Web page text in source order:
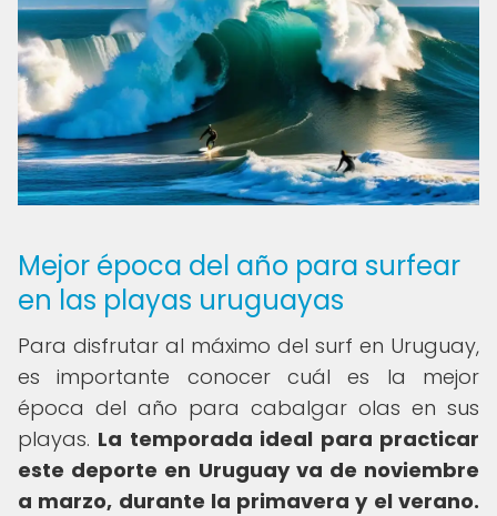
Mejor época del año para surfear
en las playas uruguayas
Para disfrutar al máximo del surf en Uruguay,
es importante conocer cuál es la mejor
época del año para cabalgar olas en sus
playas. La temporada ideal para practicar
este deporte en Uruguay va de noviembre
a marzo, durante la primavera y el verano.